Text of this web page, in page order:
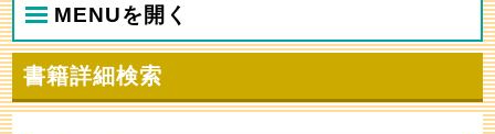
MENUを開く
書籍詳細検索